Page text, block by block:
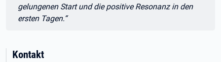
gelungenen Start und die positive Resonanz in den
ersten Tagen.“
Kontakt